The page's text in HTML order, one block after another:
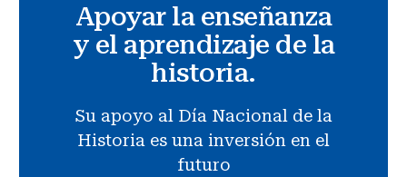
Apoyar la enseñanza
y el aprendizaje de la
historia.
Su apoyo al Día Nacional de la
Historia es una inversión en el
futuro